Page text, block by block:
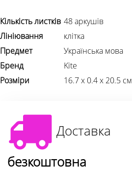
Кількість листків 48 аркушів
Лініювання
клітка
Предмет
Українська мова
Бренд
Kite
Розміри
16.7 х 0.4 х 20.5 см
Доставка
безкоштовна